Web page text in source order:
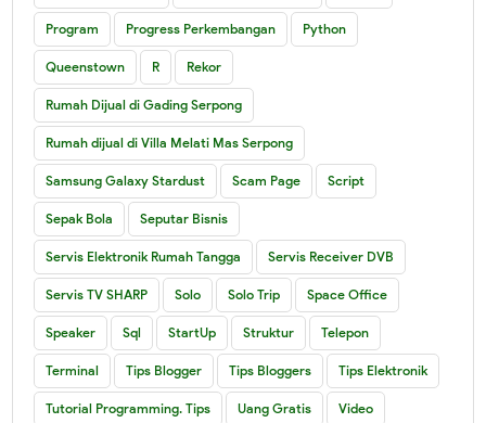
Program Progress Perkembangan Python
Queenstown R Rekor
Rumah Dijual di Gading Serpong
Rumah dijual di Villa Melati Mas Serpong
Samsung Galaxy Stardust Scam Page Script
Sepak Bola Seputar Bisnis
Servis Elektronik Rumah Tangga Servis Receiver DVB
Servis TV SHARP Solo Solo Trip Space Office
Speaker Sql StartUp Struktur Telepon
Terminal Tips Blogger Tips Bloggers Tips Elektronik
Tutorial Programming. Tips Uang Gratis Video